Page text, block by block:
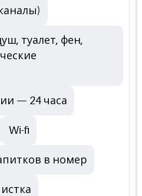
туалет, фен,
— 24 часа
Wi-fi
в номер